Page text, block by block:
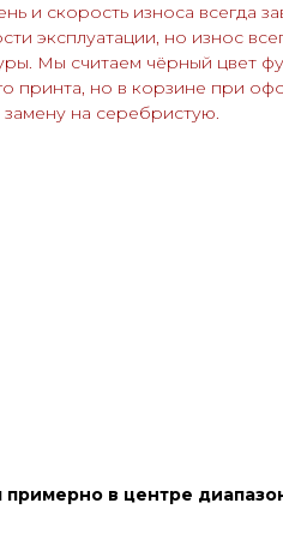
и скорость износа всегда
эксплуатации, но износ
Мы считаем чёрный цвет
принта, но в корзине при
на серебристую.
в центре